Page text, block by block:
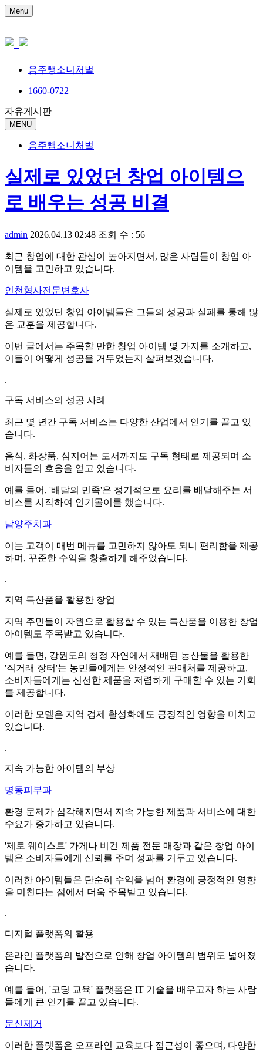
Menu
음주뺑소니처벌
1660-0722
자유게시판
MENU
음주뺑소니처벌
실제로 있었던 창업 아이템으
로 배우는 성공 비결
admin 2026.04.13 02:48 조회 수 : 56
최근 창업에 대한 관심이 높아지면서, 많은 사람들이 창업 아
이템을 고민하고 있습니다.
인천형사전문변호사
실제로 있었던 창업 아이템들은 그들의 성공과 실패를 통해 많
은 교훈을 제공합니다.
이번 글에서는 주목할 만한 창업 아이템 몇 가지를 소개하고,
이들이 어떻게 성공을 거두었는지 살펴보겠습니다.
.
구독 서비스의 성공 사례
최근 몇 년간 구독 서비스는 다양한 산업에서 인기를 끌고 있
습니다.
음식, 화장품, 심지어는 도서까지도 구독 형태로 제공되며 소
비자들의 호응을 얻고 있습니다.
예를 들어, '배달의 민족'은 정기적으로 요리를 배달해주는 서
비스를 시작하여 인기몰이를 했습니다.
남양주치과
이는 고객이 매번 메뉴를 고민하지 않아도 되니 편리함을 제공
하며, 꾸준한 수익을 창출하게 해주었습니다.
.
지역 특산품을 활용한 창업
지역 주민들이 자원으로 활용할 수 있는 특산품을 이용한 창업
아이템도 주목받고 있습니다.
예를 들면, 강원도의 청정 자연에서 재배된 농산물을 활용한
'직거래 장터'는 농민들에게는 안정적인 판매처를 제공하고,
소비자들에게는 신선한 제품을 저렴하게 구매할 수 있는 기회
를 제공합니다.
이러한 모델은 지역 경제 활성화에도 긍정적인 영향을 미치고
있습니다.
.
지속 가능한 아이템의 부상
명동피부과
환경 문제가 심각해지면서 지속 가능한 제품과 서비스에 대한
수요가 증가하고 있습니다.
'제로 웨이스트' 가게나 비건 제품 전문 매장과 같은 창업 아이
템은 소비자들에게 신뢰를 주며 성과를 거두고 있습니다.
이러한 아이템들은 단순히 수익을 넘어 환경에 긍정적인 영향
을 미친다는 점에서 더욱 주목받고 있습니다.
.
디지털 플랫폼의 활용
온라인 플랫폼의 발전으로 인해 창업 아이템의 범위도 넓어졌
습니다.
예를 들어, '코딩 교육' 플랫폼은 IT 기술을 배우고자 하는 사람
들에게 큰 인기를 끌고 있습니다.
문신제거
이러한 플랫폼은 오프라인 교육보다 접근성이 좋으며, 다양한